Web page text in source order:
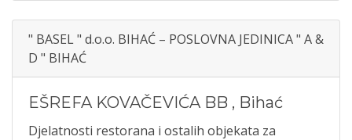
" BASEL " d.o.o. BIHAĆ – POSLOVNA JEDINICA " A &
D " BIHAĆ
EŠREFA KOVAČEVIĆA BB , Bihać
Djelatnosti restorana i ostalih objekata za